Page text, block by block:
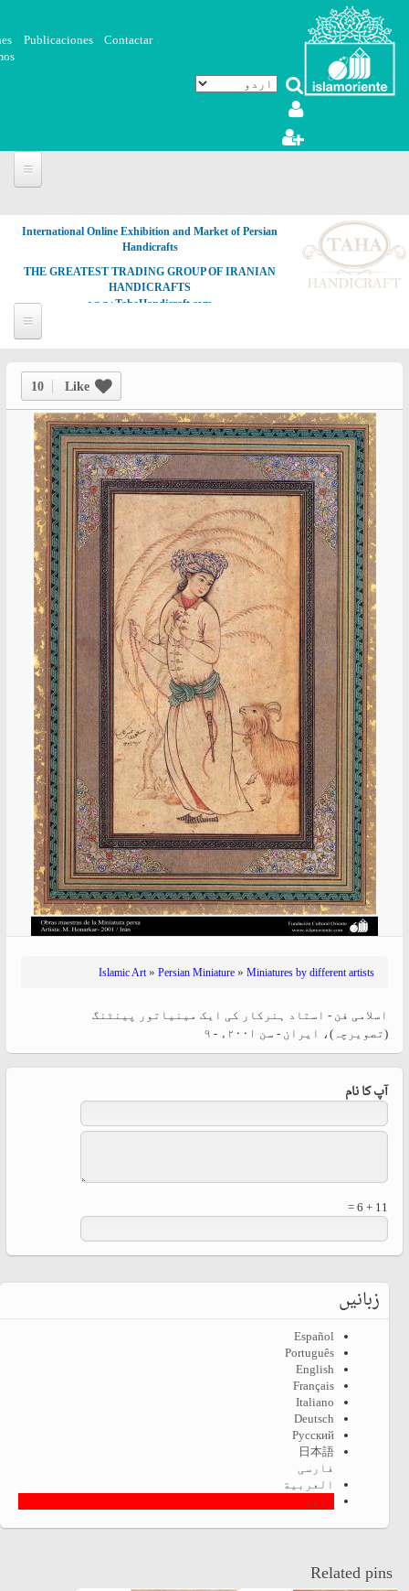
Skip to main content
Contactar
Publicaciones
International Online Exhibition and Market of Persian
Handicrafts
THE GREATEST TRADING GROUP OF IRANIAN
HANDICRAFTS
www.TahaHandicraft.com
10 Like
Islamic Art» Persian Miniature » Miniatures by different artists
اسلامی فن - استاد ہنرکار کی ایک مینیاتور پینٹنگ
(تصویرچہ)، ایران - سن ۲۰۰۱ء - ۹
آپ کا نام
11 + 6 =
زبانیں
Español
Português
English
Français
Italiano
Deutsch
Русский
日本語
فارسی
العربية
اردو
Related pins